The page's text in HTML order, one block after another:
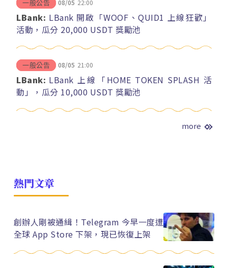
一般公告 08/05 22:00
LBank: LBank 開啟「WOOF、QUID1 上線狂歡」
活動，瓜分 20,000 USDT 獎勵池
一般公告 08/05 21:00
LBank: LBank 上線「HOME TOKEN SPLASH 活
動」，瓜分 10,000 USDT 獎勵池
more
熱門文章
創辦人剛被通緝！Telegram 今早一度遭
全球 App Store 下架，現已恢復上架